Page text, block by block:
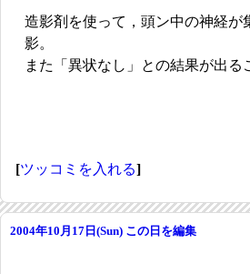
造影剤を使って，頭ン中の神経が
影。
また「異状なし」との結果が出る
[ツッコミを入れる]
2004年10月17日(Sun) この日を編集